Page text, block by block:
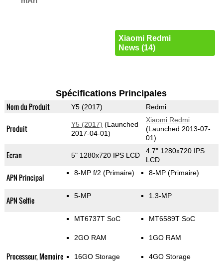
Xiaomi Redmi
News (14)
Spécifications Principales
Nom du Produit Y5 (2017) Redmi
Produit Y5 (2017) (Launched
2017-04-01)
Xiaomi Redmi
(Launched 2013-07-
01)
Ecran 5" 1280x720 IPS LCD
4.7" 1280x720 IPS
LCD
APN Principal 8-MP f/2 (Primaire) 8-MP (Primaire)
APN Selfie 5-MP 1.3-MP
Processeur, Memoire
MT6737T SoC
2GO RAM
16GO Storage
MT6589T SoC
1GO RAM
4GO Storage